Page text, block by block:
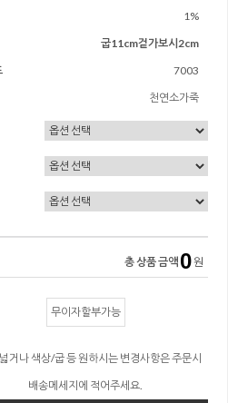
1%
굽11cm겉가보시2cm
7003
천연소가죽
총 상품 금액 0 원
무이자할부가능
거나 색상/굽 등 원하시는 변경사항은 주문시
배송메세지에 적어주세요.